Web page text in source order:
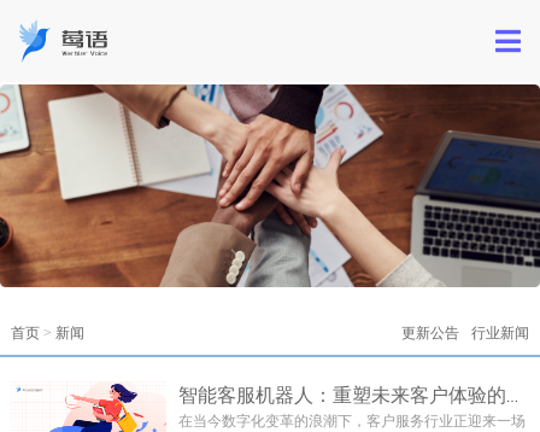
行业新闻
更新公告
首页> 新闻
在当今数字化变革的浪潮下，客户服务行业正迎来一场